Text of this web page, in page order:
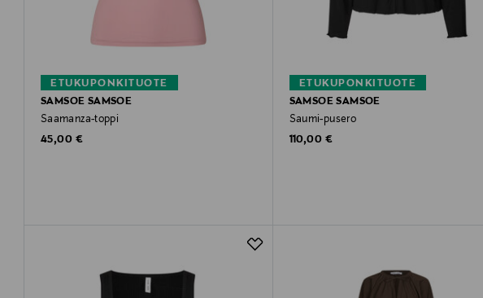
ETUKUPONKITUOTE
SAMSOE SAMSOE
Saamanza-toppi
Original Price
45,00 €
ETUKUPONKITUOTE
SAMSOE SAMSOE
Saumi-pusero
Original Price
110,00 €